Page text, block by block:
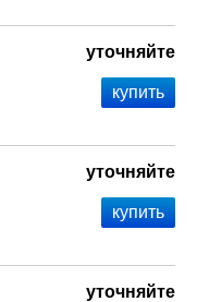
уточняйте
уточняйте
уточняйте